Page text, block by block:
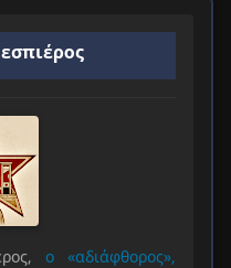
ο «αδιάφθορος»,